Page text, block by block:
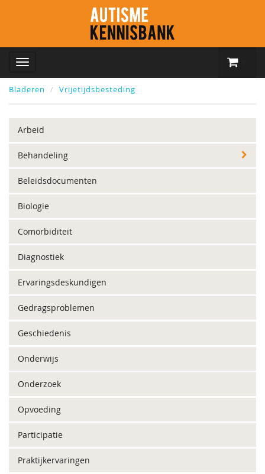
Bladeren Vrijetijdsbesteding
Arbeid
Behandeling
Beleidsdocumenten
Biologie
Comorbiditeit
Diagnostiek
Ervaringsdeskundigen
Gedragsproblemen
Geschiedenis
Onderwijs
Onderzoek
Opvoeding
Participatie
Praktijkervaringen